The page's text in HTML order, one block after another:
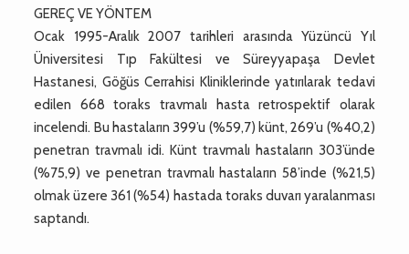
GEREÇ VE YÖNTEM
Ocak 1995-Aralık 2007 tarihleri arasında Yüzüncü Yıl
Üniversitesi Tıp Fakültesi ve Süreyyapaşa Devlet
Hastanesi, Göğüs Cerrahisi Kliniklerinde yatırılarak tedavi
edilen 668 toraks travmalı hasta retrospektif olarak
incelendi. Bu hastaların 399’u (%59,7) künt, 269’u (%40,2)
penetran travmalı idi. Künt travmalı hastaların 303’ünde
(%75,9) ve penetran travmalı hastaların 58’inde (%21,5)
olmak üzere 361 (%54) hastada toraks duvarı yaralanması
saptandı.